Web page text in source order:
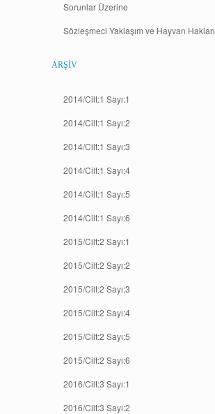
Sorunlar Üzerine
Sözleşmeci Yaklaşım ve Hayvan Hakları
ARŞIV
2014/Cilt:1 Sayı:1
2014/Cilt:1 Sayı:2
2014/Cilt:1 Sayı:3
2014/Cilt:1 Sayı:4
2014/Cilt:1 Sayı:5
2014/Cilt:1 Sayı:6
2015/Cilt:2 Sayı:1
2015/Cilt:2 Sayı:2
2015/Cilt:2 Sayı:3
2015/Cilt:2 Sayı:4
2015/Cilt:2 Sayı:5
2015/Cilt:2 Sayı:6
2016/Cilt:3 Sayı:1
2016/Cilt:3 Sayı:2